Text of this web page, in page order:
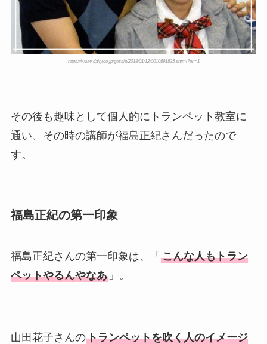
https://www.daily.co.jp/gossip/2018/01/12/0010891825.shtml?ph=1
その後も趣味として個人的にトランペット教室に
通い、その時の講師が福島正紀さんだったので
す。
福島正紀の第一印象
福島正紀さんの第一印象は、「 こんな人もトラン
ペットやるんやなあ」。
山田花子さんのトランペットを吹く人のイメージ